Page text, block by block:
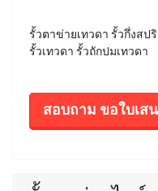
รั้วตาข่ายเทวดา รั้วกึ่งสป
รั้วเทวดา รั้วถักปมเทวดา
สอบถาม ขอใบเส